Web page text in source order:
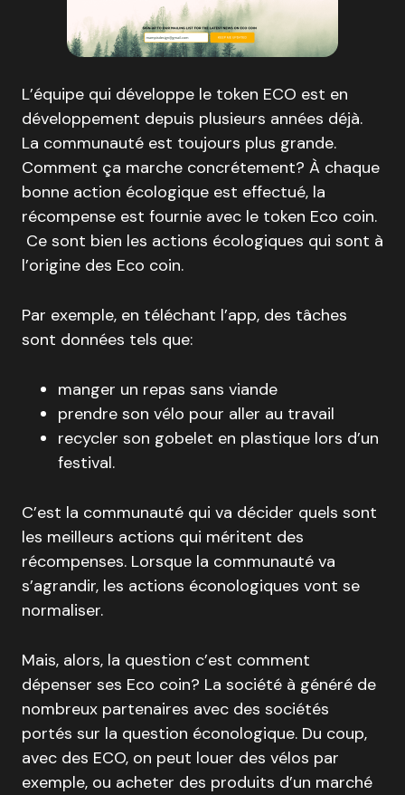
L’équipe qui développe le token ECO est en
développement depuis plusieurs années déjà.
La communauté est toujours plus grande.
Comment ça marche concrétement? À chaque
bonne action écologique est effectué, la
récompense est fournie avec le token Eco coin.
Ce sont bien les actions écologiques qui sont à
l’origine des Eco coin.
Par exemple, en téléchant l’app, des tâches
sont données tels que:
manger un repas sans viande
prendre son vélo pour aller au travail
recycler son gobelet en plastique lors d’un
festival.
C’est la communauté qui va décider quels sont
les meilleurs actions qui méritent des
récompenses. Lorsque la communauté va
s’agrandir, les actions éconologiques vont se
normaliser.
Mais, alors, la question c’est comment
dépenser ses Eco coin? La société à généré de
nombreux partenaires avec des sociétés
portés sur la question éconologique. Du coup,
avec des ECO, on peut louer des vélos par
exemple, ou acheter des produits d’un marché